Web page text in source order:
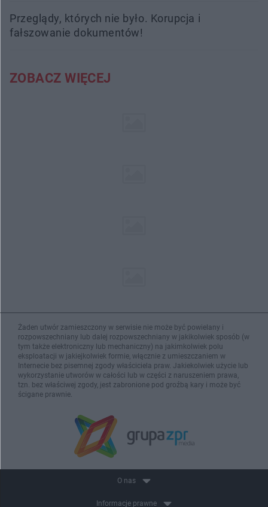
Przeglądy, których nie było. Korupcja i
fałszowanie dokumentów!
ZOBACZ WIĘCEJ
Żaden utwór zamieszczony w serwisie nie może być powielany i
rozpowszechniany lub dalej rozpowszechniany w jakikolwiek sposób (w
tym także elektroniczny lub mechaniczny) na jakimkolwiek polu
eksploatacji w jakiejkolwiek formie, włącznie z umieszczaniem w
Internecie bez pisemnej zgody właściciela praw. Jakiekolwiek użycie lub
wykorzystanie utworów w całości lub w części z naruszeniem prawa,
tzn. bez właściwej zgody, jest zabronione pod groźbą kary i może być
ścigane prawnie.
O nas
Informacje prawne